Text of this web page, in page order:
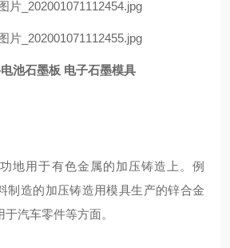
池石墨板 电子石墨模具
地用于有色金属的加压铸造上。例
制造的加压铸造用模具生产的锌合金
汽车零件等方面。